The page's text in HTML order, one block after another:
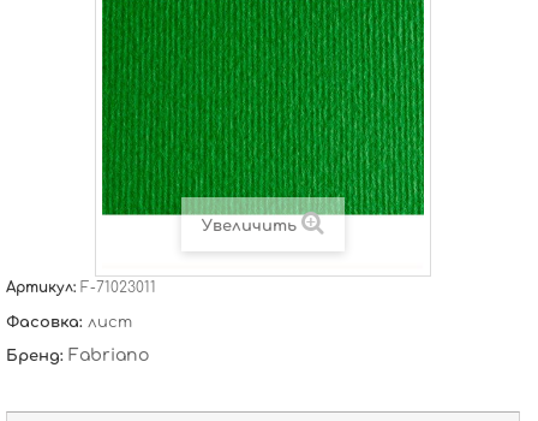
Увеличить
Артикул: F-71023011
Фасовка: лист
Бренд: Fabriano